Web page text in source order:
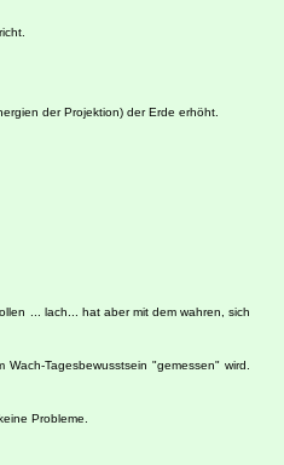
der Projektion) der Erde erhöht.
... lach... hat aber mit dem wahren, sich
Tagesbewusstsein "gemessen" wird.
Probleme.